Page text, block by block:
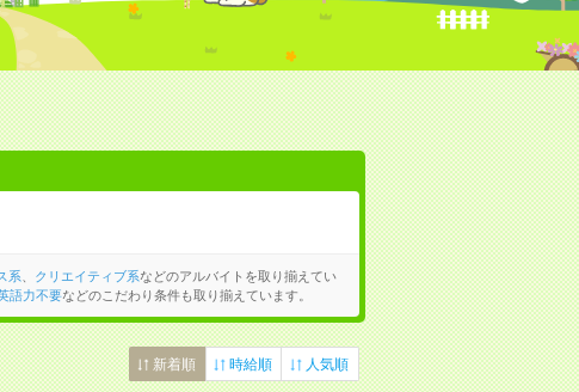
系 クリエイティブ系などのアルバイトを取り揃えてい
語力不要などのこだわり条件も取り揃えています。
新着順 時給順 人気順